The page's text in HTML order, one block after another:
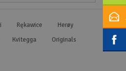
Rękawice
Herøy
Kvitegga
Originals